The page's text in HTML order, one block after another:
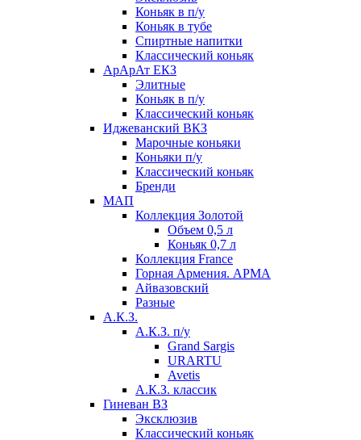
Коньяк в п/у
Коньяк в тубе
Спиртные напитки
Классический коньяк
АрАрАт ЕКЗ
Элитные
Коньяк в п/у
Классический коньяк
Иджеванский ВКЗ
Марочные коньяки
Коньяки п/у
Классический коньяк
Бренди
МАП
Коллекция Золотой
Объем 0,5 л
Коньяк 0,7 л
Коллекция France
Горная Армения. АРМА
Айвазовский
Разные
А.К.З.
А.К.З. п/у
Grand Sargis
URARTU
Avetis
А.К.З. классик
Гиневан ВЗ
Эксклюзив
Классический коньяк